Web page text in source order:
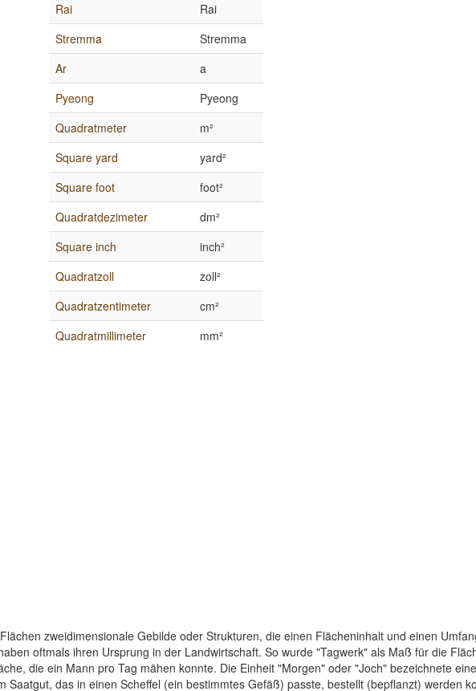
Rai
Rai
Stremma
Stremma
Ar
a
Pyeong
Pyeong
Quadratmeter
m²
Square yard
yard²
Square foot
foot²
Quadratdezimeter
dm²
Square inch
inch²
Quadratzoll
zoll²
Quadratzentimeter
cm²
Quadratmillimeter
mm²
zweidimensionale Gebilde oder Strukturen, die einen Flächeninhalt und einen
oftmals ihren Ursprung in der Landwirtschaft. So wurde "Tagwerk" als Maß für die
die ein Mann pro Tag mähen konnte. Die Einheit "Morgen" oder "Joch" bezeichnete
Saatgut, das in einen Scheffel (ein bestimmtes Gefäß) passte, bestellt (bepflanzt) werden